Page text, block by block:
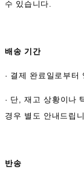
수 있습니다.
배송 기간
· 결제 완료일로부터
· 단, 재고 상황이나
경우 별도 안내드립
반송